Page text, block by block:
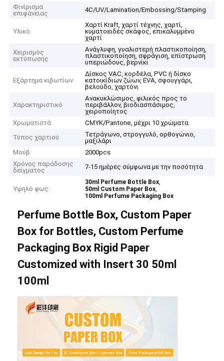
Φινίρισμα
επιφάνειας
4C/UV/Lamination/Embossing/Stamping
Υλικό
Χαρτί Kraft, χαρτί τέχνης, χαρτί,
κυματοειδές σκάφος, επικαλυμμένο
χαρτί
Χειρισμός
εκτύπωσης
Ανάγλυφη, γυαλιστερή πλαστικοποίηση,
πλαστικοποίηση, σφράγιση, επίστρωση
υπεριώδους, βερνίκι
Εξάρτημα κιβωτίων
Δίσκος VAC, κορδέλα, PVC ή δίσκο
κατοικίδιων ζώων, EVA, σφουγγάρι,
βελούδο, χαρτόνι
Χαρακτηριστικό
Ανακυκλώσιμος, φιλικός προς το
περιβάλλον, βιοδιασπάσιμος,
χειροποίητος
Χρωματιστά
CMYK/Pantone, μέχρι 10 χρώματα
Τύπος χαρτιού
Τετράγωνο, στρογγυλό, ορθογώνιο,
μαξιλάρι
Μούβ
2000pcs
Χρόνος παράδοσης
δείγματος
7-15 ημέρες σύμφωνα με την ποσότητα
Υψηλό φως:
30ml Perfume Bottle Box,
50ml Custom Paper Box,
100ml Perfume Packaging Box
Perfume Bottle Box, Custom Paper
Box for Bottles, Custom Perfume
Packaging Box Rigid Paper
Customized with Insert 30 50ml
100ml